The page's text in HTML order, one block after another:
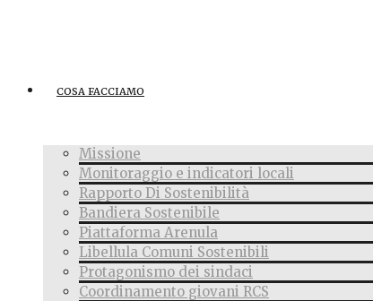
COSA FACCIAMO
Missione
Monitoraggio e indicatori locali
Rapporto Di Sostenibilità
Bandiera Sostenibile
Piattaforma Arenula
Libellula Comuni Sostenibili
Protagonismo dei sindaci
Coordinamento giovani RCS